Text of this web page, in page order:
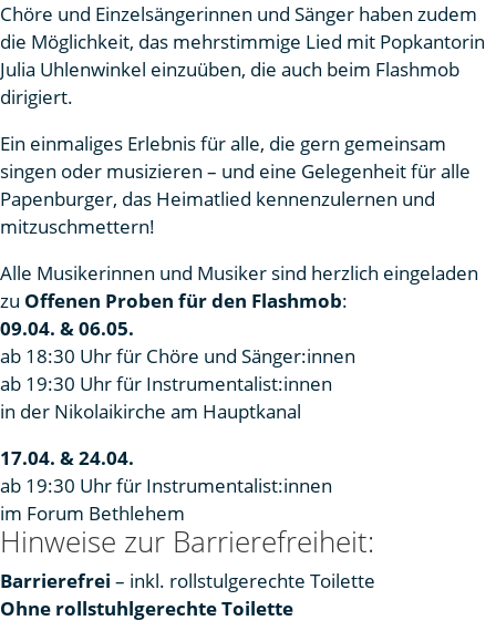
Chöre und Einzelsängerinnen und Sänger haben zudem
die Möglichkeit, das mehrstimmige Lied mit Popkantorin
Julia Uhlenwinkel einzuüben, die auch beim Flashmob
dirigiert.
Ein einmaliges Erlebnis für alle, die gern gemeinsam
singen oder musizieren – und eine Gelegenheit für alle
Papenburger, das Heimatlied kennenzulernen und
mitzuschmettern!
Alle Musikerinnen und Musiker sind herzlich eingeladen
zu Offenen Proben für den Flashmob:
09.04. & 06.05.
ab 18:30 Uhr für Chöre und Sänger:innen
ab 19:30 Uhr für Instrumentalist:innen
in der Nikolaikirche am Hauptkanal
17.04. & 24.04.
ab 19:30 Uhr für Instrumentalist:innen
im Forum Bethlehem
Hinweise zur Barrierefreiheit:
Barrierefrei – inkl. rollstulgerechte Toilette
Ohne rollstuhlgerechte Toilette